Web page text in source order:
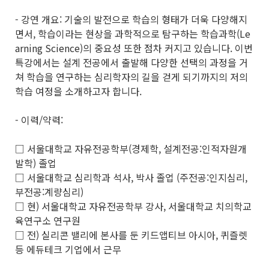
- 강연 개요: 기술의 발전으로 학습의 형태가 더욱 다양해지
면서, 학습이라는 현상을 과학적으로 탐구하는 학습과학(Le
arning Science)의 중요성 또한 점차 커지고 있습니다. 이번
특강에서는 설계 전공에서 출발해 다양한 선택의 과정을 거
쳐 학습을 연구하는 심리학자의 길을 걷게 되기까지의 저의
학습 여정을 소개하고자 합니다.
- 이력/약력:
□ 서울대학교 자유전공학부(경제학, 설계전공:인적자원개
발학) 졸업
□ 서울대학교 심리학과 석사, 박사 졸업 (주전공:인지심리,
부전공:계량심리)
□ 현) 서울대학교 자유전공학부 강사, 서울대학교 치의학교
육연구소 연구원
□ 전) 실리콘 밸리에 본사를 둔 키드앱티브 아시아, 퀴즐렛
등 에듀테크 기업에서 근무